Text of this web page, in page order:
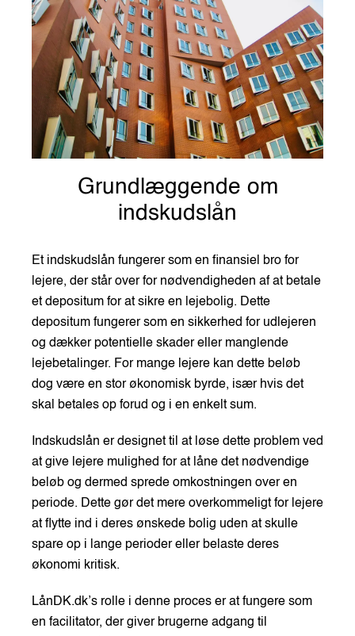
Grundlæggende om
indskudslån
Et indskudslån fungerer som en finansiel bro for
lejere, der står over for nødvendigheden af at betale
et depositum for at sikre en lejebolig. Dette
depositum fungerer som en sikkerhed for udlejeren
og dækker potentielle skader eller manglende
lejebetalinger. For mange lejere kan dette beløb
dog være en stor økonomisk byrde, især hvis det
skal betales op forud og i en enkelt sum.
Indskudslån er designet til at løse dette problem ved
at give lejere mulighed for at låne det nødvendige
beløb og dermed sprede omkostningen over en
periode. Dette gør det mere overkommeligt for lejere
at flytte ind i deres ønskede bolig uden at skulle
spare op i lange perioder eller belaste deres
økonomi kritisk.
LånDK.dk’s rolle i denne proces er at fungere som
en facilitator, der giver brugerne adgang til